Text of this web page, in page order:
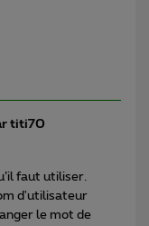
titi70
faut utiliser.
d'utilisateur
le mot de